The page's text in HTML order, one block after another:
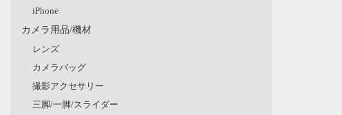
iPhone
カメラ用品/機材
レンズ
カメラバッグ
撮影アクセサリー
三脚/一脚/スライダー